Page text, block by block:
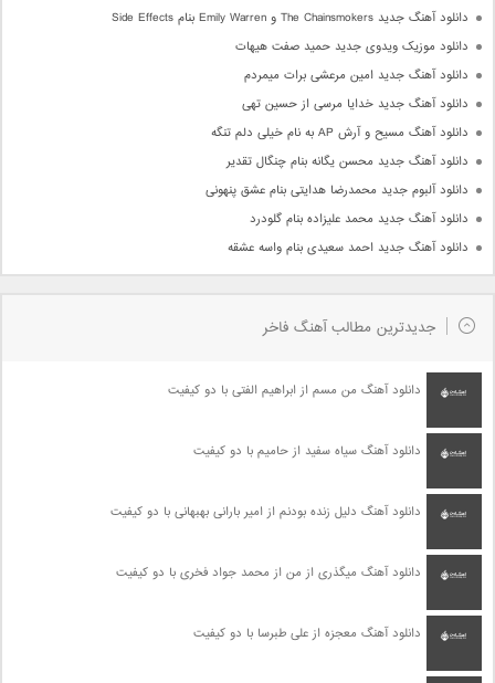
دانلود آهنگ جدید The Chainsmokers و Emily Warren بنام Side Effects
دانلود موزیک ویدوی جدید حمید صفت هیهات
دانلود آهنگ جدید امین مرعشی برات میمردم
دانلود آهنگ جدید خدایا مرسی از حسین تهی
دانلود آهنگ مسیح و آرش AP به نام خیلی دلم تنگه
دانلود آهنگ جدید محسن یگانه بنام چنگال تقدیر
دانلود آلبوم جدید محمدرضا هدایتی بنام عشق پنهونی
دانلود آهنگ جدید محمد علیزاده بنام گلودرد
دانلود آهنگ جدید احمد سعیدی بنام واسه عشقه
جدیدترین مطالب آهنگ فاخر
دانلود آهنگ من مسم از ابراهیم الفتی با دو کیفیت
دانلود آهنگ سیاه سفید از حامیم با دو کیفیت
دانلود آهنگ دلیل زنده بودنم از امیر بارانی بهبهانی با دو کیفیت
دانلود آهنگ میگذری از من از محمد جواد فخری با دو کیفیت
دانلود آهنگ معجزه از علی طبرسا با دو کیفیت